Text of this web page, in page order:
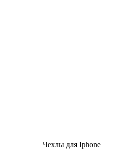
Чехлы для Iphone